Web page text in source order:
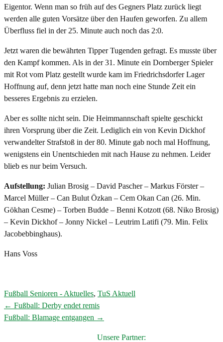
Eigentor. Wenn man so früh auf des Gegners Platz zurück liegt
werden alle guten Vorsätze über den Haufen geworfen. Zu allem
Überfluss fiel in der 25. Minute auch noch das 2:0.
Jetzt waren die bewährten Tipper Tugenden gefragt. Es musste über
den Kampf kommen. Als in der 31. Minute ein Dornberger Spieler
mit Rot vom Platz gestellt wurde kam im Friedrichsdorfer Lager
Hoffnung auf, denn jetzt hatte man noch eine Stunde Zeit ein
besseres Ergebnis zu erzielen.
Aber es sollte nicht sein. Die Heimmannschaft spielte geschickt
ihren Vorsprung über die Zeit. Lediglich ein von Kevin Dickhof
verwandelter Strafstoß in der 80. Minute gab noch mal Hoffnung,
wenigstens ein Unentschieden mit nach Hause zu nehmen. Leider
blieb es nur beim Versuch.
Aufstellung: Julian Brosig – David Pascher – Markus Förster –
Marcel Müller – Can Bulut Özkan – Cem Okan Can (26. Min.
Gökhan Cesme) – Torben Budde – Benni Kotzott (68. Niko Brosig)
– Kevin Dickhof – Jonny Nickel – Leutrim Latifi (79. Min. Felix
Jacobebbinghaus).
Hans Voss
Fußball Senioren - Aktuelles, TuS Aktuell
Post
navigation
← Fußball: Derby endet remis
Fußball: Blamage entgangen →
Unsere Partner: